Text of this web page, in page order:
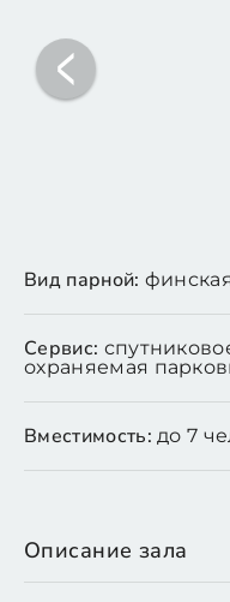
Вид парной:
Сервис:
охраняемая
Вместимость: до 7
Описание зала